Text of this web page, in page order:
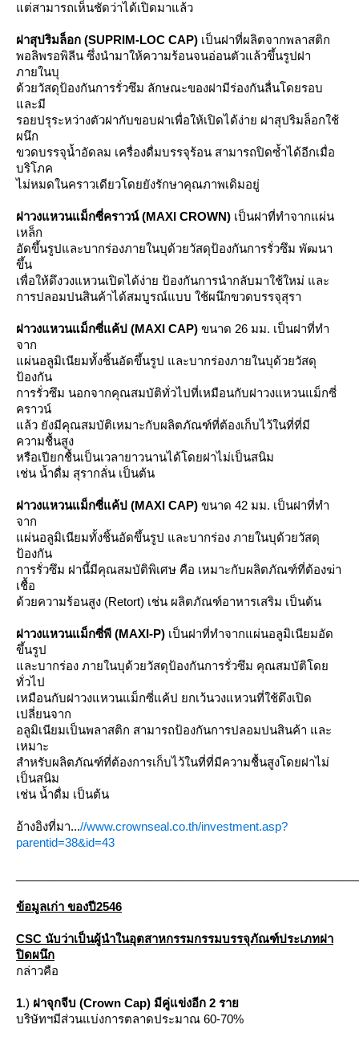
ต่สามารถเห็นชัดว่าได้เปิดมาแล้ว
ฝาสุปริมล็อก (SUPRIM-LOC CAP) เป็นฝาที่ผลิตจากพลาสติก
พอลิพรอพิลีน ซึ่งนำมาให้ความร้อนจนอ่อนตัวแล้วขึ้นรูปฝา
ภายในบุ
ด้วยวัสดุป้องกันการรั่วซึม ลักษณะของฝามีร่องกันลื่นโดยรอบ
ละมี
รอยปรุระหว่างตัวฝากับขอบฝาเพื่อให้เปิดได้ง่าย ฝาสุปริมล็อกใช้
ผนึก
ขวดบรรจุน้ำอัดลม เครื่องดื่มบรรจุร้อน สามารถปิดซ้ำได้อีกเมื่อ
บริโภค
ไม่หมดในคราวเดียวโดยยังรักษาคุณภาพเดิมอยู่
ฝาวงแหวนแม็กซี่คราวน์ (MAXI CROWN) เป็นฝาที่ทำจากแผ่น
เหล็ก
อัดขึ้นรูปและบากร่องภายในบุด้วยวัสดุป้องกันการรั่วซึม พัฒนา
ขึ้น
เพื่อให้ดึงวงแหวนเปิดได้ง่าย ป้องกันการนำกลับมาใช้ใหม่ และ
การปลอมปนสินค้าได้สมบูรณ์แบบ ใช้ผนึกขวดบรรจุสุรา
ฝาวงแหวนแม็กซี่แค้ป (MAXI CAP) ขนาด 26 มม. เป็นฝาที่ทำ
จาก
ผ่นอลูมิเนียมทั้งชิ้นอัดขึ้นรูป และบากร่องภายในบุด้วยวัสดุ
ป้องกัน
การรั่วซึม นอกจากคุณสมบัติทั่วไปที่เหมือนกับฝาวงแหวนแม็กซี่
คราวน์
ล้ว ยังมีคุณสมบัติเหมาะกับผลิตภัณฑ์ที่ต้องเก็บไว้ในที่ที่มี
ความชื้นสูง
หรือเปียกชื้นเป็นเวลายาวนานได้โดยฝาไม่เป็นสนิม
เช่น น้ำดื่ม สุรากลั่น เป็นต้น
ฝาวงแหวนแม็กซี่แค้ป (MAXI CAP) ขนาด 42 มม. เป็นฝาที่ทำ
จาก
ผ่นอลูมิเนียมทั้งชิ้นอัดขึ้นรูป และบากร่อง ภายในบุด้วยวัสดุ
ป้องกัน
การรั่วซึม ฝานี้มีคุณสมบัติพิเศษ คือ เหมาะกับผลิตภัณฑ์ที่ต้องฆ่า
เชื้อ
ด้วยความร้อนสูง (Retort) เช่น ผลิตภัณฑ์อาหารเสริม เป็นต้น
ฝาวงแหวนแม็กซี่พี (MAXI-P) เป็นฝาที่ทำจากแผ่นอลูมิเนียมอัด
ขึ้นรูป
ละบากร่อง ภายในบุด้วยวัสดุป้องกันการรั่วซึม คุณสมบัติโด
ทั่วไป
เหมือนกับฝาวงแหวนแม็กซี่แค้ป ยกเว้นวงแหวนที่ใช้ดึงเปิด
เปลี่ยนจาก
อลูมิเนียมเป็นพลาสติก สามารถป้องกันการปลอมปนสินค้า และ
เหมาะ
สำหรับผลิตภัณฑ์ที่ต้องการเก็บไว้ในที่ที่มีความชื้นสูงโดยฝาไม่
เป็นสนิม
เช่น น้ำดื่ม เป็นต้น
อ้างอิงที่มา...//www.crownseal.co.th/investment.asp?
parentid=38&id=43
ข้อมูลเก่า ของปี2546
CSC นับว่าเป็นผู้นำในอุตสาหกรรมกรรมบรรจุภัณฑ์ประเภทฝา
ปิดผนึก
กล่าวคือ
1.) ฝาจุกจีบ (Crown Cap) มีคู่แข่งอีก 2 รา
บริษัทฯมีส่วนแบ่งการตลาดประมาณ 60-70%